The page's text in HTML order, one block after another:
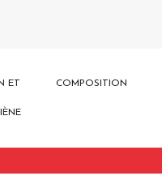
ET COMPOSITION